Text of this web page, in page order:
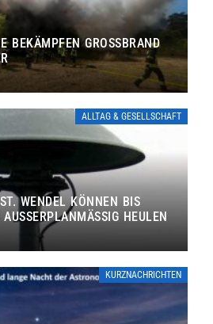
GROSSBRAND B
ALLTAG & GESELLSCHAFT
WENDEL KÖNNEN BIS
HEULEN
KURZNACHRICHTEN